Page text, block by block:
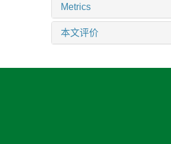
Metrics
本文评价